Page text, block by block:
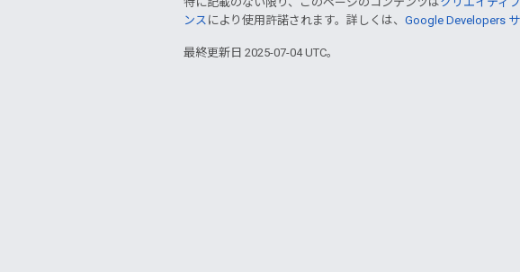
ンス により使用許諾されます。詳しくは、 Google Developers
最終更新日 2025-07-04 UTC。